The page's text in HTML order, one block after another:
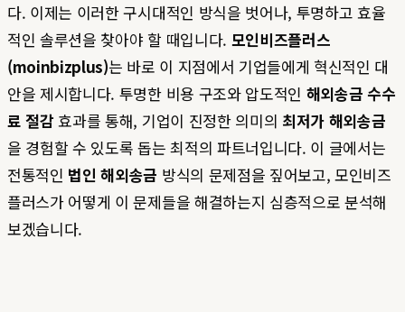
다. 이제는 이러한 구시대적인 방식을 벗어나, 투명하고 효율
적인 솔루션을 찾아야 할 때입니다. 모인비즈플러스
(moinbizplus)는 바로 이 지점에서 기업들에게 혁신적인 대
안을 제시합니다. 투명한 비용 구조와 압도적인 해외송금 수수
료 절감 효과를 통해, 기업이 진정한 의미의 최저가 해외송금
을 경험할 수 있도록 돕는 최적의 파트너입니다. 이 글에서는
전통적인 법인 해외송금 방식의 문제점을 짚어보고, 모인비즈
플러스가 어떻게 이 문제들을 해결하는지 심층적으로 분석해
보겠습니다.